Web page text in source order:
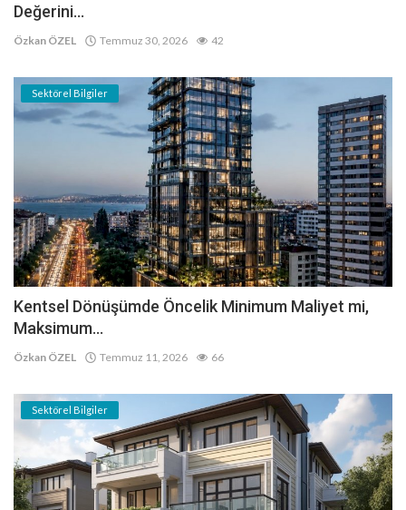
Değerini...
Özkan ÖZEL Temmuz 30, 2026 42
Sektörel Bilgiler
Kentsel Dönüşümde Öncelik Minimum Maliyet mi,
Maksimum...
Özkan ÖZEL Temmuz 11, 2026 66
Sektörel Bilgiler